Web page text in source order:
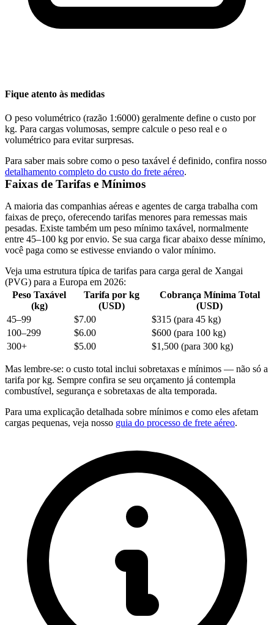
Fique atento às medidas
O peso volumétrico (razão 1:6000) geralmente define o custo por
kg. Para cargas volumosas, sempre calcule o peso real e o
volumétrico para evitar surpresas.
Para saber mais sobre como o peso taxável é definido, confira nosso
detalhamento completo do custo do frete aéreo.
Faixas de Tarifas e Mínimos
A maioria das companhias aéreas e agentes de carga trabalha com
faixas de preço, oferecendo tarifas menores para remessas mais
pesadas. Existe também um peso mínimo taxável, normalmente
entre 45–100 kg por envio. Se sua carga ficar abaixo desse mínimo,
você paga como se estivesse enviando o valor mínimo.
Veja uma estrutura típica de tarifas para carga geral de Xangai
(PVG) para a Europa em 2026:
Peso Taxável
(kg)
Tarifa por kg
(USD)
Cobrança Mínima Total
(USD)
45–99
$7.00
$315 (para 45 kg)
100–299
$6.00
$600 (para 100 kg)
300+
$5.00 $1,500 (para 300 kg)
Mas lembre-se: o custo total inclui sobretaxas e mínimos — não só a
tarifa por kg. Sempre confira se seu orçamento já contempla
combustível, segurança e sobretaxas de alta temporada.
Para uma explicação detalhada sobre mínimos e como eles afetam
cargas pequenas, veja nosso guia do processo de frete aéreo.